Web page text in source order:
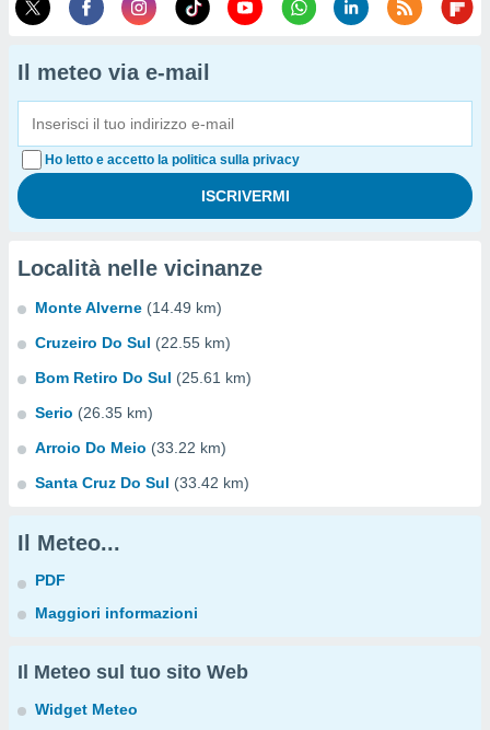
Il meteo via e-mail
Ho letto e accetto la politica sulla privacy
Località nelle vicinanze
Monte Alverne (14.49 km)
Cruzeiro Do Sul (22.55 km)
Bom Retiro Do Sul (25.61 km)
Serio (26.35 km)
Arroio Do Meio (33.22 km)
Santa Cruz Do Sul (33.42 km)
Il Meteo...
PDF
Maggiori informazioni
Il Meteo sul tuo sito Web
Widget Meteo